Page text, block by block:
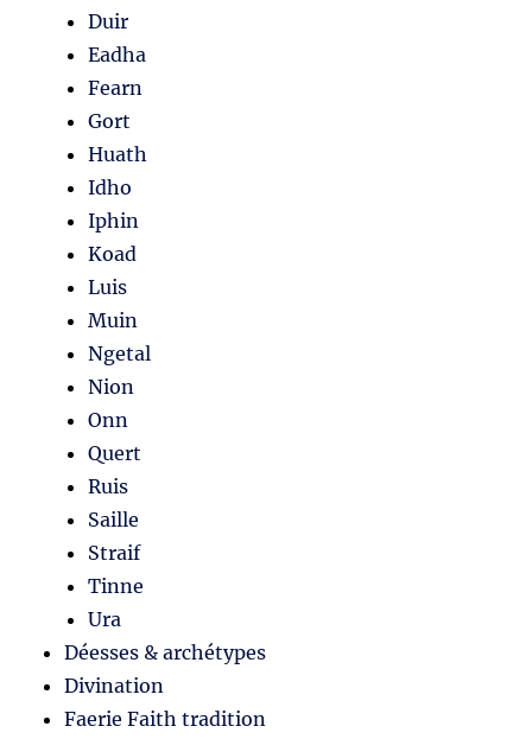
Duir
Eadha
Fearn
Gort
Huath
Idho
Iphin
Koad
Luis
Muin
Ngetal
Nion
Onn
Quert
Ruis
Saille
Straif
Tinne
Ura
Déesses & archétypes
Divination
Faerie Faith tradition